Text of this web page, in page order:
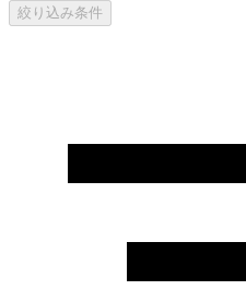
絞り込み条件